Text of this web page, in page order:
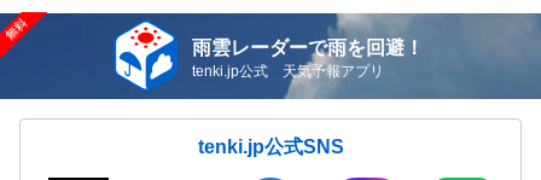
雨雲レーダーで雨を回避！
tenki.jp公式 天気予報アプリ
tenki.jp公式SNS